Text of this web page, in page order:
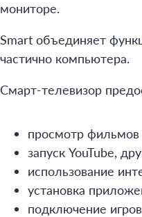
мониторе.
Smart объединяет
частично компьютера.
Смарт-телевизор
просмотр фильмов
запуск YouTube,
использование
установка
подключение